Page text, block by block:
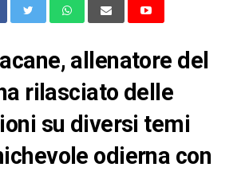
allenatore del
rilasciato delle
su diversi temi
odierna con